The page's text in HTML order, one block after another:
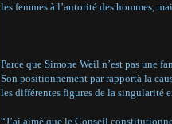
les femmes à l’autorité des hommes,
Parce que Simone Weil n’est pas une
Son positionnement par rapportà la
les différentes figures de la singularité
“J’ai aimé que le Conseil